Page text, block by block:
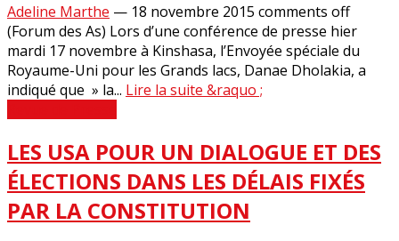
Adeline Marthe — 18 novembre 2015 comments off
(Forum des As) Lors d’une conférence de presse hier
mardi 17 novembre à Kinshasa, l’Envoyée spéciale du
Royaume-Uni pour les Grands lacs, Danae Dholakia, a
indiqué que » la... Lire la suite &raquo ;
LES USA POUR UN DIALOGUE ET DES
ÉLECTIONS DANS LES DÉLAIS FIXÉS
PAR LA CONSTITUTION